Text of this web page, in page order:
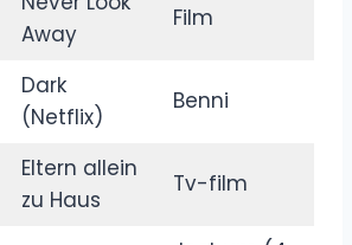
Away
Film
Dark
(Netflix)
Benni
Eltern allein
zu Haus
Tv-film